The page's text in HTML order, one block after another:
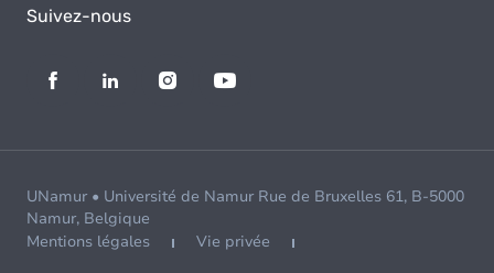
Suivez-nous
UNamur • Université de Namur Rue de Bruxelles 61, B-5000
Namur, Belgique
Mentions légales
Vie privée